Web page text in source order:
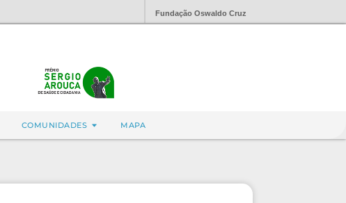
Fundação Oswaldo Cruz
COMUNIDADES MAPA